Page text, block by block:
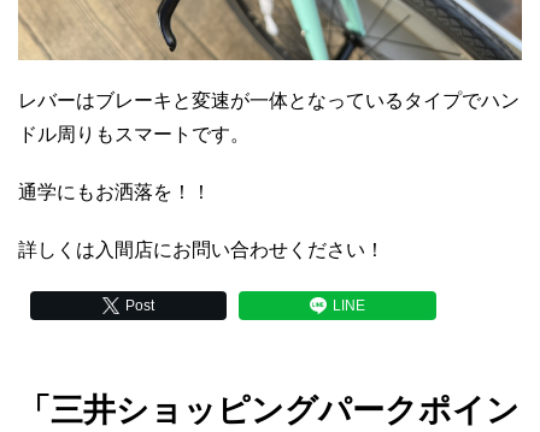
レバーはブレーキと変速が一体となっているタイプでハン
ドル周りもスマートです。
通学にもお洒落を！！
詳しくは入間店にお問い合わせください！
Post LINE
「三井ショッピングパークポイン